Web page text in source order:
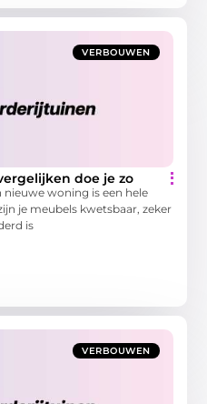
VERBOUWEN
doe je zo
nieuwe woning is een hele
je meubels kwetsbaar, zeker
is
VERBOUWEN